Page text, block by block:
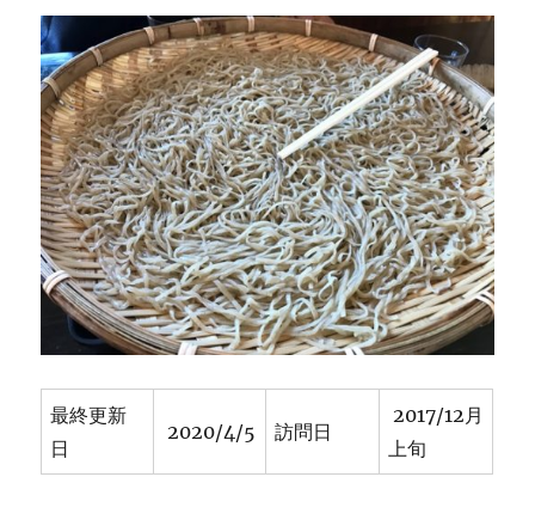
最終更新
日
2020/4/5 訪問日
2017/12月
上旬